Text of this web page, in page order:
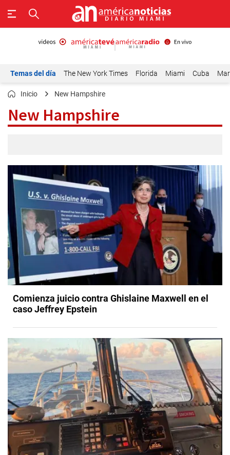
Temas del día The New York Times Florida Miami Cuba
Inicio New Hampshire
New Hampshire
Comienza juicio contra Ghislaine Maxwell en el
caso Jeffrey Epstein